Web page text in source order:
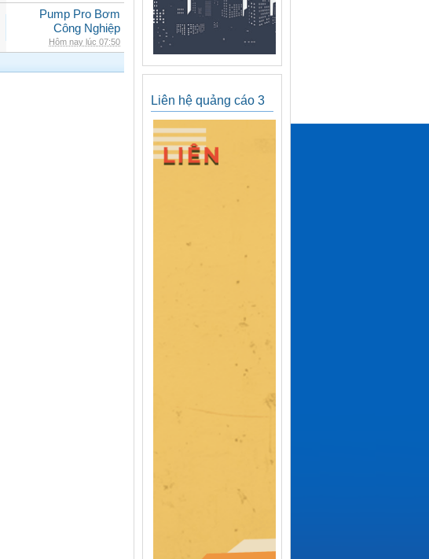
Pump Pro Bơm
Công Nghiệp
Hôm nay lúc 07:50
Liên hệ quảng cáo 3